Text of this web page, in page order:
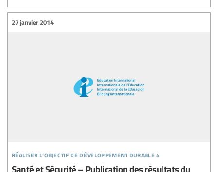
réaliser l’objectif de développement durable 4
27 janvier 2014
Santé et Sécurité – Publication des résultats du